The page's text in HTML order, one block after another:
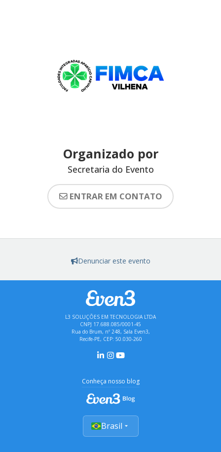
Organizado por
Secretaria do Evento
ENTRAR EM CONTATO
Denunciar este evento
L3 SOLUÇÕES EM TECNOLOGIA LTDA
CNPJ 17.688.085/0001-45
Rua do Brum, nº 248, Sala Even3,
Recife-PE, CEP: 50.030-260
Conheça nosso blog
Brasil